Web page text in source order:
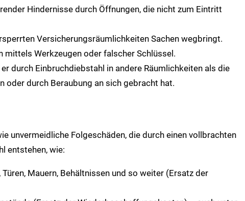
Hindernisse durch Öffnungen, die nicht zum Eintritt
Versicherungsräumlichkeiten Sachen wegbringt.
mittels Werkzeugen oder falscher Schlüssel.
durch Einbruchdiebstahl in andere Räumlichkeiten als die
oder durch Beraubung an sich gebracht hat.
unvermeidliche Folgeschäden, die durch einen vollbrachten
entstehen, wie:
Mauern, Behältnissen und so weiter (Ersatz der